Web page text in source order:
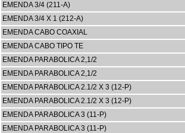
EMENDA 3/4 (211-A)
EMENDA 3/4 X 1 (212-A)
EMENDA CABO COAXIAL
EMENDA CABO TIPO TE
EMENDA PARABOLICA 2,1/2
EMENDA PARABOLICA 2,1/2
EMENDA PARABOLICA 2.1/2 X 3 (12-P)
EMENDA PARABOLICA 2.1/2 X 3 (12-P)
EMENDA PARABOLICA 3 (11-P)
EMENDA PARABOLICA 3 (11-P)